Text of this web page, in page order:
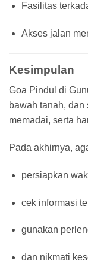
Fasilitas
Akses jalan
Kesimpulan
Goa Pindul di
bawah tanah,
memadai, serta
Pada akhirnya,
persiapkan
cek informasi
gunakan
dan nikmati